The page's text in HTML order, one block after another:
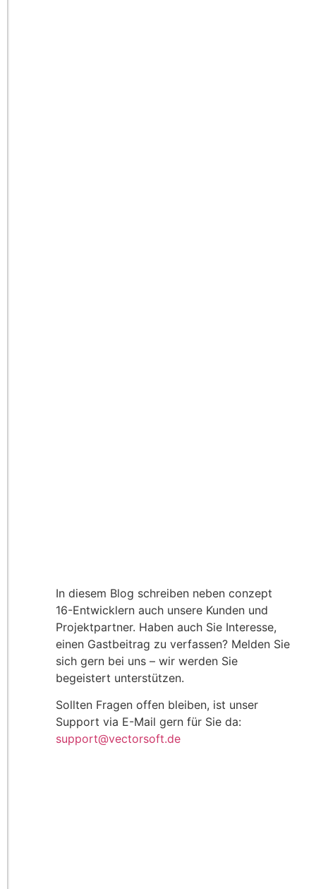
In diesem Blog schreiben neben conzept
16-Entwicklern auch unsere Kunden und
Projektpartner. Haben auch Sie Interesse,
einen Gastbeitrag zu verfassen? Melden Sie
sich gern bei uns – wir werden Sie
begeistert unterstützen.
Sollten Fragen offen bleiben, ist unser
Support via E-Mail gern für Sie da:
support@vectorsoft.de